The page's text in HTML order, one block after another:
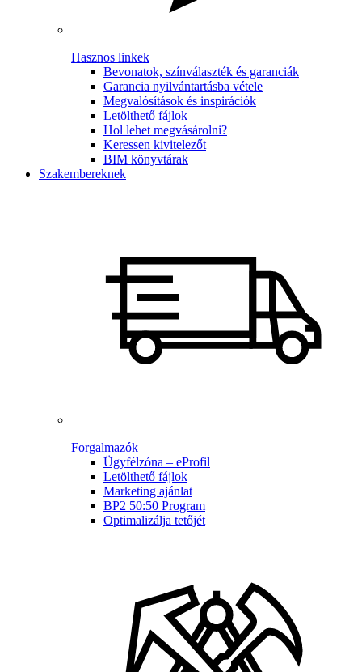
Hasznos linkek
Bevonatok, színválaszték és garanciák
Garancia nyilvántartásba vétele
Megvalósítások és inspirációk
Letölthető fájlok
Hol lehet megvásárolni?
Keressen kivitelezőt
BIM könyvtárak
Szakembereknek
Forgalmazók
Ügyfélzóna – eProfil
Letölthető fájlok
Marketing ajánlat
BP2 50:50 Program
Optimalizálja tetőjét